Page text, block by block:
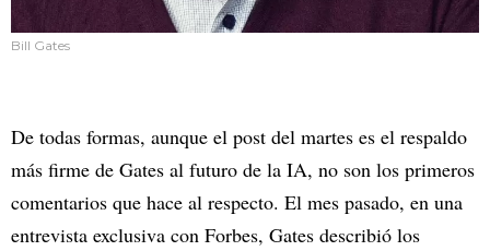
Bill Gates
De todas formas, aunque el post del martes es el respaldo
más firme de Gates al futuro de la IA, no son los primeros
comentarios que hace al respecto. El mes pasado, en una
entrevista exclusiva con Forbes, Gates describió los